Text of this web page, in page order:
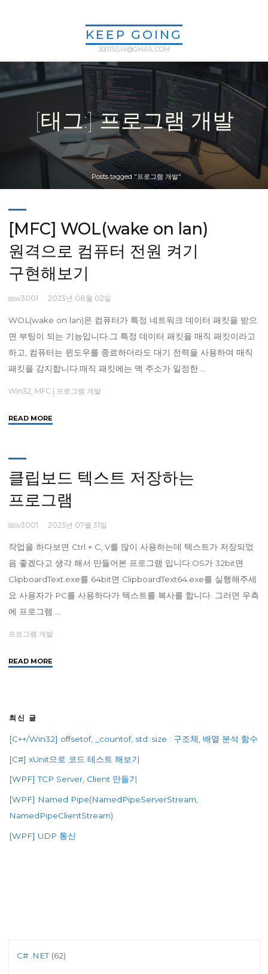
KEEP GOING
3001SSW@GMAIL.COM
[태그:] 프로그램 개발
Home
Posts tagged "프로그램 개발"
[MFC] WOL(wake on lan)
원격으로 컴퓨터 전원 켜기
구현해보기
ssw3001 2023년 08월 02일
WOL(wake on lan)은 컴퓨터가 특정 네트워크 데이터 패킷을 받으
면 부팅이 되는 기능입니다.그 특정 데이터 패킷을 매직 패킷이라고
하고, 컴퓨터는 윈도우를 종료하더라도 대기 전력을 사용하여 매직
패킷을 감지합니다.매직 패킷에는 맥 주소가 일정한 …
Win32, MFC 프로그램 개발
READ MORE
lan)
원
격
로
퓨
터
기
보
클립보드 텍스트 저장하는
프로그램
ssw3001 2023년 07월 31일
작업을 하다보면 Ctrl + C, V를 많이 사용하는데 텍스트가 저장되었
음 좋겠다고 생각 해서 만들어본 프로그램 입니다.OS가 32bit면
ClipboardText.exe를 64bit면 ClipboardText64.exe를 실행해주세
요 사용자가 PC를 사용하다가 텍스트를 복사를 합니다. 그러면 우측
에 프로그램 …
프로그램 개발
READ MORE
트
장
하
프
로
최신 글
[C++/Win32] offsetof, _countof, std::size : 구조체, 배열 분석 함수
[C#] xUnit으로 코드 테스트 해보기
[WPF] TCP Server, Client 만들기
[WPF] Named Pipe(NamedPipeServerStream,
NamedPipeClientStream)
[WPF] UDP 통신
C# .NET(62)